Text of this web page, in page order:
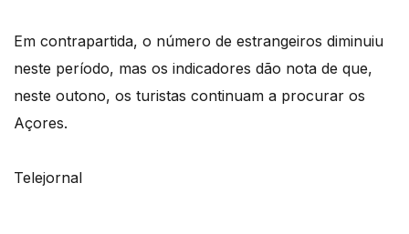
Em contrapartida, o número de estrangeiros diminuiu
neste período, mas os indicadores dão nota de que,
neste outono, os turistas continuam a procurar os
Açores.
Telejornal